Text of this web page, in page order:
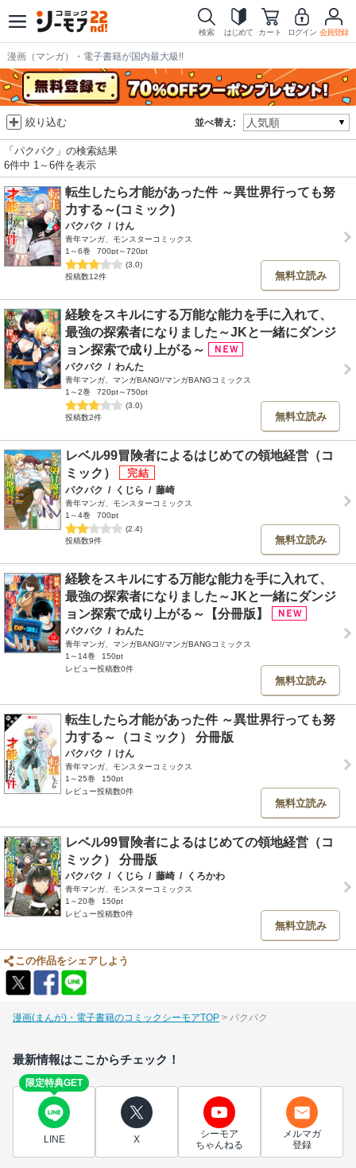
検索 はじめて カート ログイン 会員登録
漫画（マンガ）・電子書籍が国内最大級!!
並べ替え:
絞り込む
「パクパク」の検索結果
6件中 1～6件を表示
転生したら才能があった件 ～異世界行っても努
力する～(コミック)
パクパク / けん
青年マンガ、モンスターコミックス
1～6巻
700pt～720pt
(3.0)
投稿数12件
無料立読み
経験をスキルにする万能な能力を手に入れて、
最強の探索者になりました～JKと一緒にダンジ
ョン探索で成り上がる～
パクパク / わんた
青年マンガ、マンガBANG!/マンガBANGコミックス
1～2巻
720pt～750pt
(3.0)
投稿数2件
無料立読み
レベル99冒険者によるはじめての領地経営（コ
ミック）
パクパク / くじら / 藤崎
青年マンガ、モンスターコミックス
1～4巻
700pt
(2.4)
投稿数9件
無料立読み
経験をスキルにする万能な能力を手に入れて、
最強の探索者になりました～JKと一緒にダンジ
ョン探索で成り上がる～【分冊版】
パクパク / わんた
青年マンガ、マンガBANG!/マンガBANGコミックス
1～14巻
150pt
レビュー投稿数0件
無料立読み
転生したら才能があった件 ～異世界行っても努
力する～（コミック） 分冊版
パクパク / けん
青年マンガ、モンスターコミックス
1～25巻
150pt
レビュー投稿数0件
無料立読み
レベル99冒険者によるはじめての領地経営（コ
ミック） 分冊版
パクパク / くじら / 藤崎 / くろかわ
青年マンガ、モンスターコミックス
1～20巻
150pt
レビュー投稿数0件
無料立読み
この作品をシェアしよう
漫画(まんが)・電子書籍のコミックシーモアTOP パクパク
最新情報はここからチェック！
限定特典GET
LINE X
シーモア
ちゃんねる
メルマガ
登録